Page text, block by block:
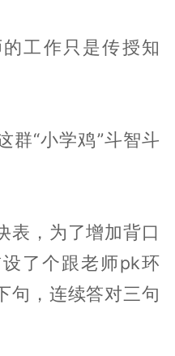
工作只是传授知
群“小学鸡”斗智斗
表，为了增加背口
了个跟老师pk环
句，连续答对三句